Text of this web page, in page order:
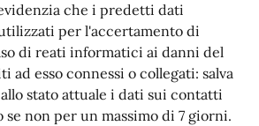
che i predetti dati
per l'accertamento di
di reati informatici ai danni del
ad esso connessi o collegati: salva
stato attuale i dati sui contatti
non per un massimo di 7 giorni.